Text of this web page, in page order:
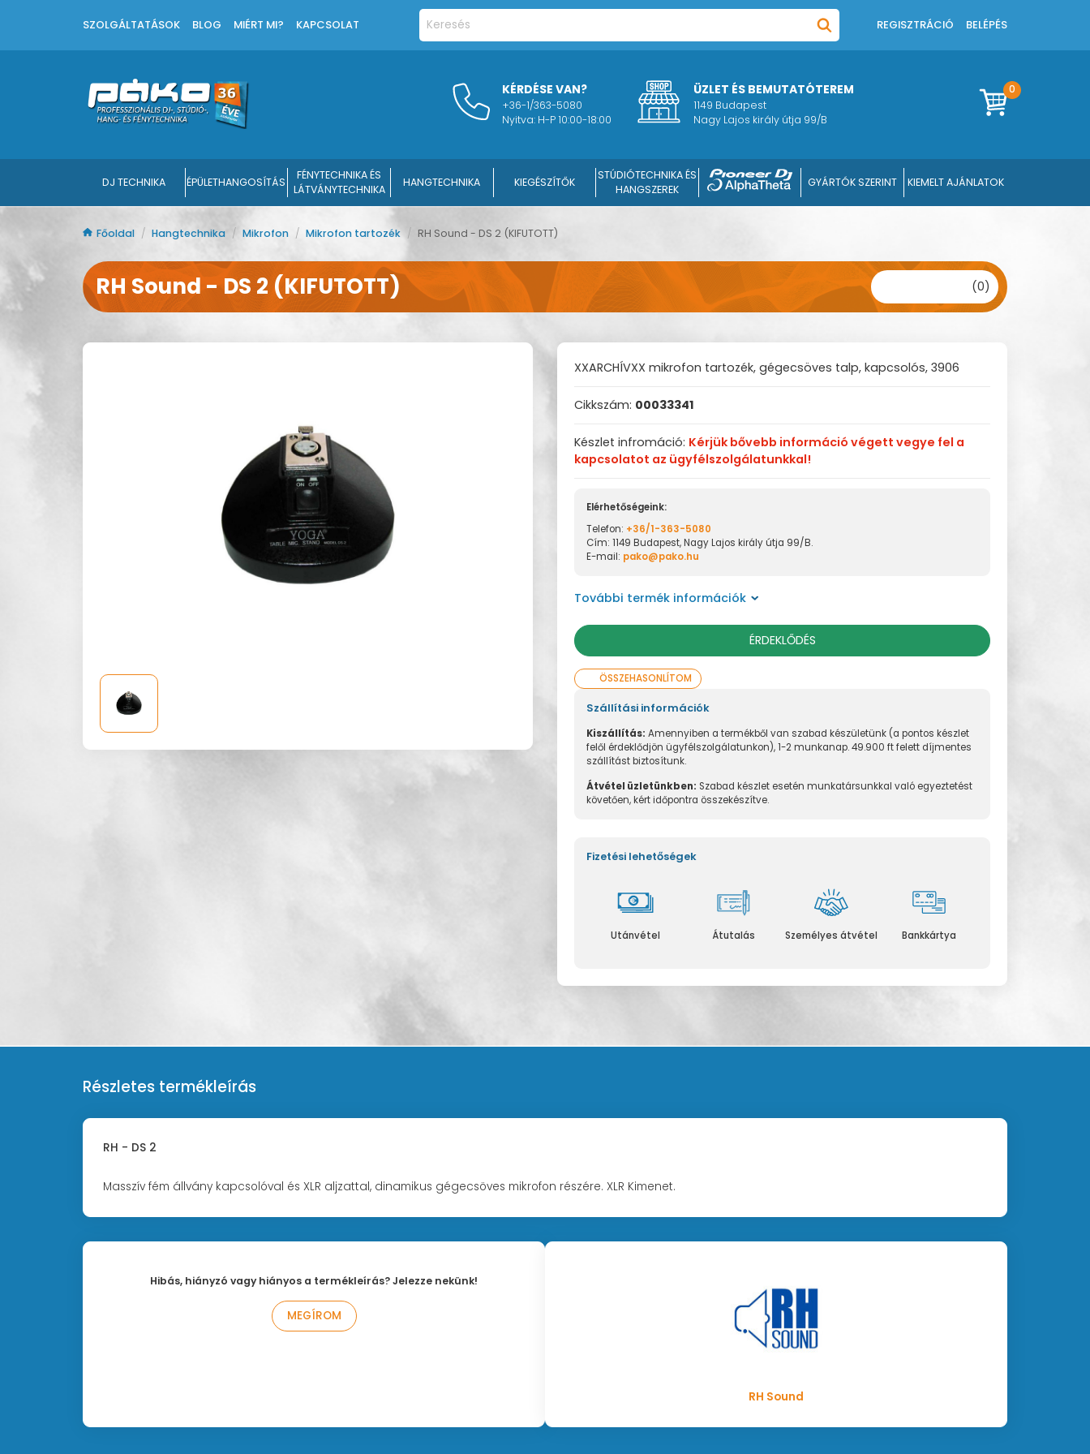
SZOLGÁLTATÁSOK BLOG MIÉRT MI? KAPCSOLAT REGISZTRÁCIÓ BELÉPÉS
KÉRDÉSE VAN?
+36-1/363-5080
Nyitva: H-P 10:00-18:00
ÜZLET ÉS BEMUTATÓTEREM
1149 Budapest
Nagy Lajos király útja 99/B
0
DJ TECHNIKA ÉPÜLETHANGOSÍTÁS
FÉNYTECHNIKA ÉS
LÁTVÁNYTECHNIKA
HANGTECHNIKA KIEGÉSZÍTŐK
STÚDIÓTECHNIKA ÉS
HANGSZEREK
GYÁRTÓK SZERINT KIEMELT AJÁNLATOK
Főoldal / Hangtechnika / Mikrofon / Mikrofon tartozék / RH Sound - DS 2 (KIFUTOTT)
RH Sound - DS 2 (KIFUTOTT) (0)
XXARCHÍVXX mikrofon tartozék, gégecsöves talp, kapcsolós, 3906
Cikkszám: 00033341
Készlet infromáció: Kérjük bővebb információ végett vegye fel a
kapcsolatot az ügyfélszolgálatunkkal!
Elérhetőségeink:
Telefon: +36/1-363-5080
Cím: 1149 Budapest, Nagy Lajos király útja 99/B.
E-mail: pako@pako.hu
További termék információk
ÉRDEKLŐDÉS
ÖSSZEHASONLÍTOM
Szállítási információk
Kiszállítás: Amennyiben a termékből van szabad készületünk (a pontos készlet
felől érdeklődjön ügyfélszolgálatunkon), 1-2 munkanap. 49.900 ft felett díjmentes
szállítást biztosítunk.
Átvétel üzletünkben: Szabad készlet esetén munkatársunkkal való egyeztetést
követően, kért időpontra összekészítve.
Fizetési lehetőségek
Utánvétel Átutalás Személyes átvétel Bankkártya
Részletes termékleírás
RH - DS 2
Masszív fém állvány kapcsolóval és XLR aljzattal, dinamikus gégecsöves mikrofon részére. XLR Kimenet.
Hibás, hiányzó vagy hiányos a termékleírás? Jelezze nekünk!
MEGÍROM
RH Sound